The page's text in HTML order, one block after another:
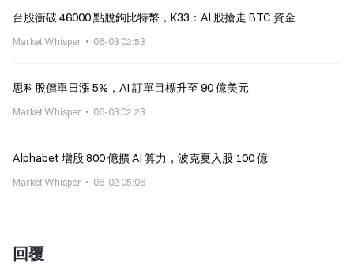
台股衝破 46000 點脫鉤比特幣，K33：AI 股搶走 BTC 資金
Market Whisper 06-03 02:53
思科股價單日漲 5%，AI 訂單目標升至 90 億美元
Market Whisper 06-03 02:23
Alphabet 增股 800 億擴 AI 算力，波克夏入股 100 億
Market Whisper 06-02 05:06
回覆